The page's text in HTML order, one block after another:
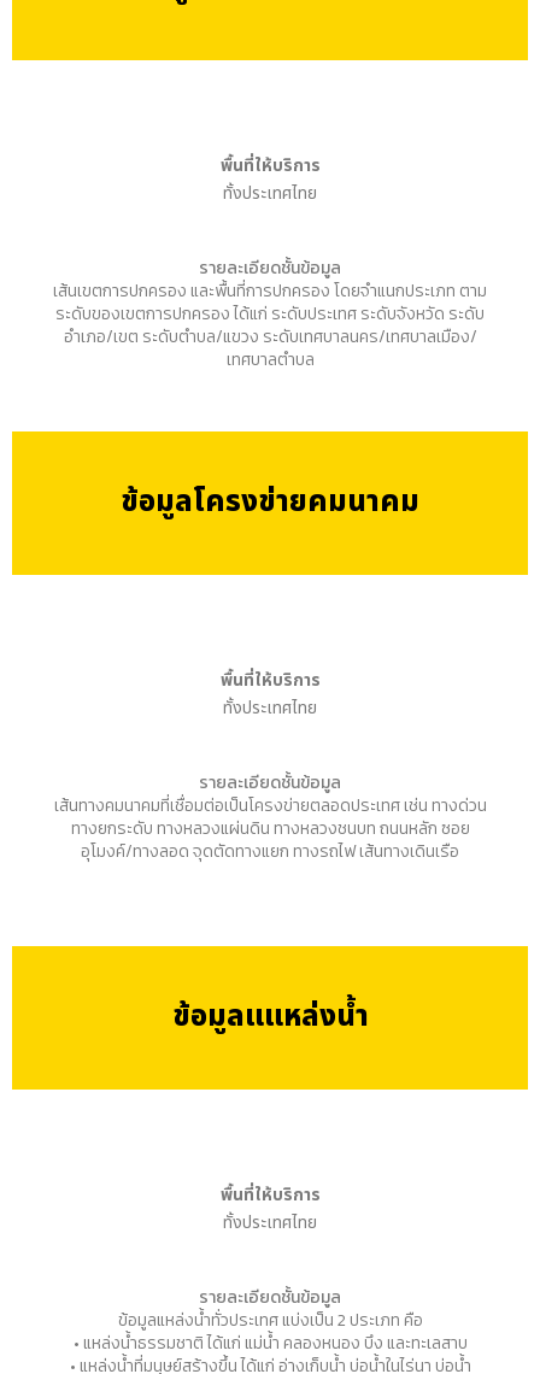
พื้นที่ให้บริการ
ทั้งประเทศไทย
รายละเอียดชั้นข้อมูล
เส้นเขตการปกครอง และพื้นที่การปกครอง โดยจำแนกประเภท ตาม
ระดับของเขตการปกครอง ได้แก่ ระดับประเทศ ระดับจังหวัด ระดับ
อำเภอ/เขต ระดับตำบล/แขวง ระดับเทศบาลนคร/เทศบาลเมือง/
เทศบาลตำบล
ข้อมูลโครงข่ายคมนาคม
พื้นที่ให้บริการ
ทั้งประเทศไทย
รายละเอียดชั้นข้อมูล
เส้นทางคมนาคมที่เชื่อมต่อเป็นโครงข่ายตลอดประเทศ เช่น ทางด่วน
ทางยกระดับ ทางหลวงแผ่นดิน ทางหลวงชนบท ถนนหลัก ซอย
อุโมงค์/ทางลอด จุดตัดทางแยก ทางรถไฟ เส้นทางเดินเรือ
ข้อมูลแแหล่งน้ำ
พื้นที่ให้บริการ
ทั้งประเทศไทย
รายละเอียดชั้นข้อมูล
ข้อมูลแหล่งน้ำทั่วประเทศ แบ่งเป็น 2 ประเภท คือ
• แหล่งน้ำธรรมชาติ ได้แก่ แม่น้ำ คลองหนอง บึง และทะเลสาบ
• แหล่งน้ำที่มนุษย์สร้างขึ้น ได้แก่ อ่างเก็บน้ำ บ่อน้ำในไร่นา บ่อน้ำ